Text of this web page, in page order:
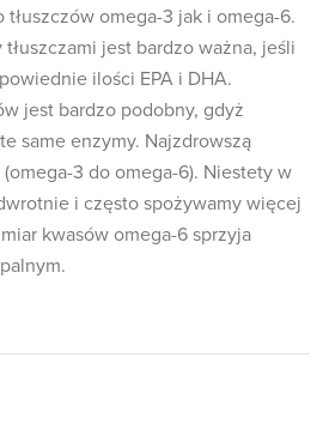
omega-3 jak i omega-6.
jest bardzo ważna, jeśli
ilości EPA i DHA.
jest bardzo podobny, gdyż
same enzymy. Najzdrowszą
(omega-3 do omega-6). Niestety w
i często spożywamy więcej
kwasów omega-6 sprzyja